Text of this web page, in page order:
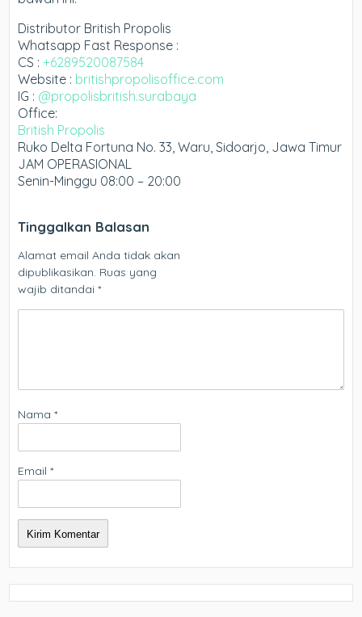
Distributor British Propolis
Whatsapp Fast Response :
CS : +6289520087584
Website : britishpropolisoffice.com
IG : @propolisbritish.surabaya
Office:
British Propolis
Ruko Delta Fortuna No. 33, Waru, Sidoarjo, Jawa Timur
JAM OPERASIONAL
Senin-Minggu 08:00 – 20:00
Tinggalkan Balasan
Alamat email Anda tidak akan
dipublikasikan. Ruas yang
wajib ditandai*
Nama*
Email*